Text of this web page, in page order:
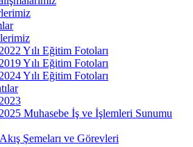
2022 Yılı Eğitim Fotoları
2019 Yılı Eğitim Fotoları
2024 Yılı Eğitim Fotoları
2023
2025 Muhasebe İş ve İşlemleri Sunumu
Şemeları ve Görevleri